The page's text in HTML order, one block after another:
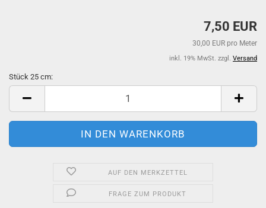
7,50 EUR
30,00 EUR pro Meter
inkl. 19% MwSt. zzgl. Versand
Stück 25 cm:
Stück
cm
AUF DEN MERKZETTEL
FRAGE ZUM PRODUKT